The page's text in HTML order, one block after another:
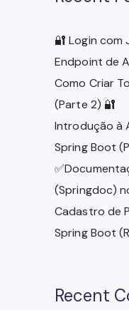
🔐 Login com
Endpoint de
Como Criar
(Parte 2) 🔐
Introdução à
Spring Boot
(Springdoc)
Cadastro de
Spring Boot
Recent